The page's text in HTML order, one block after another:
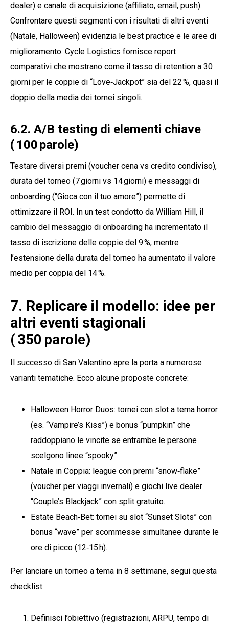
dealer) e canale di acquisizione (affiliato, email, push).
Confrontare questi segmenti con i risultati di altri eventi
(Natale, Halloween) evidenzia le best practice e le aree di
miglioramento. Cycle Logistics fornisce report
comparativi che mostrano come il tasso di retention a 30
giorni per le coppie di “Love‑Jackpot” sia del 22 %, quasi il
doppio della media dei tornei singoli.
6.2. A/B testing di elementi chiave
( 100 parole)
Testare diversi premi (voucher cena vs credito condiviso),
durata del torneo (7 giorni vs 14 giorni) e messaggi di
onboarding (“Gioca con il tuo amore”) permette di
ottimizzare il ROI. In un test condotto da William Hill, il
cambio del messaggio di onboarding ha incrementato il
tasso di iscrizione delle coppie del 9 %, mentre
l’estensione della durata del torneo ha aumentato il valore
medio per coppia del 14 %.
7. Replicare il modello: idee per
altri eventi stagionali
( 350 parole)
Il successo di San Valentino apre la porta a numerose
varianti tematiche. Ecco alcune proposte concrete:
Halloween Horror Duos: tornei con slot a tema horror
(es. “Vampire’s Kiss”) e bonus “pumpkin” che
raddoppiano le vincite se entrambe le persone
scelgono linee “spooky”.
Natale in Coppia: league con premi “snow‑flake”
(voucher per viaggi invernali) e giochi live dealer
“Couple’s Blackjack” con split gratuito.
Estate Beach‑Bet: tornei su slot “Sunset Slots” con
bonus “wave” per scommesse simultanee durante le
ore di picco (12‑15 h).
Per lanciare un torneo a tema in 8 settimane, segui questa
checklist:
Definisci l’obiettivo (registrazioni, ARPU, tempo di